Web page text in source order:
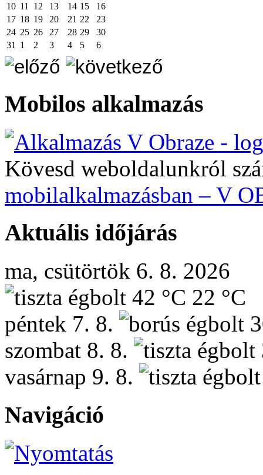
10 11 12 13 14 15
16
17 18 19 20 21 22
23
24 25 26 27 28 29
30
31
1 2 3 4 5 6
Mobilos alkalmazás
Kövesd weboldalunkról
mobilalkalmazásban – V
Aktuális időjárás
ma, csütörtök 6. 8. 2026
42 °C 22 °C
péntek 7. 8.
szombat 8. 8.
vasárnap 9. 8.
Navigáció